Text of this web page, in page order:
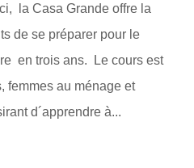
la Casa Grande offre la
de se préparer pour le
en trois ans. Le cours est
femmes au ménage et
d´apprendre à...